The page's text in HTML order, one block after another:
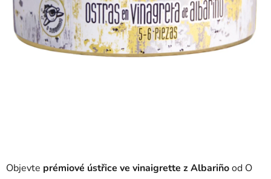
Objevte prémiové ústřice ve vinaigrette z Albariñood O